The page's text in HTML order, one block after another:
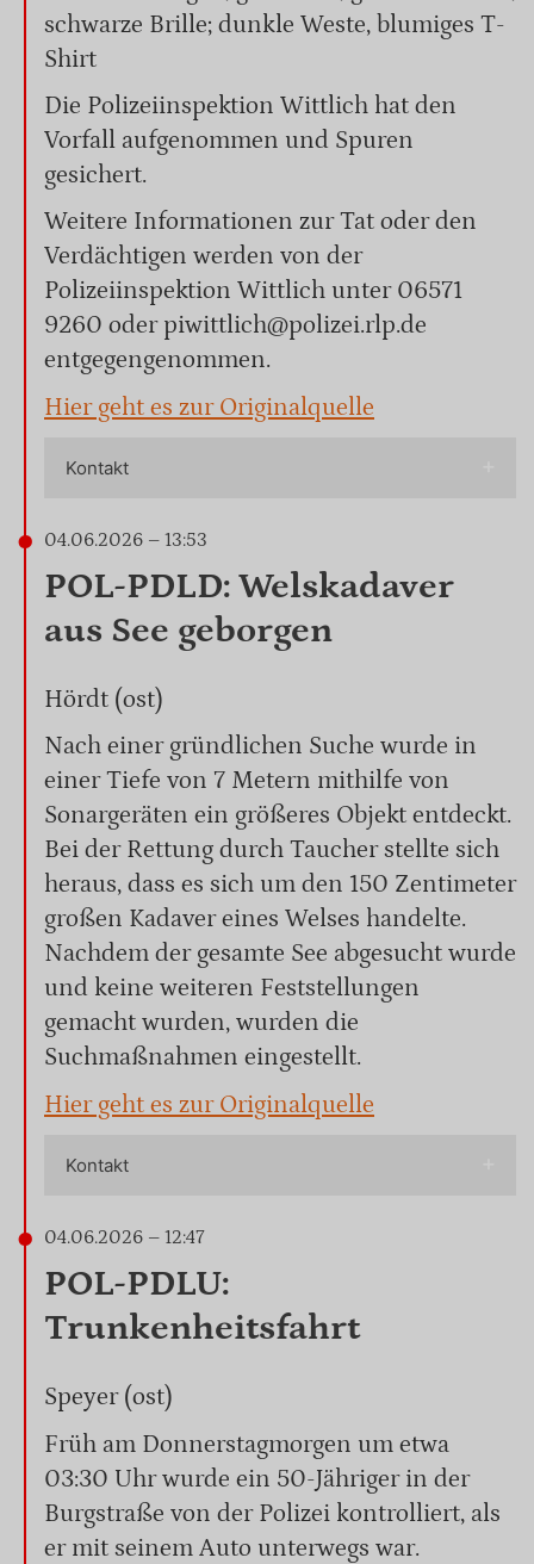
schwarze Brille; dunkle Weste, blumiges T-
Shirt
Die Polizeiinspektion Wittlich hat den
Vorfall aufgenommen und Spuren
gesichert.
Weitere Informationen zur Tat oder den
Verdächtigen werden von der
Polizeiinspektion Wittlich unter 06571
9260 oder piwittlich@polizei.rlp.de
entgegengenommen.
Hier geht es zur Originalquelle
Kontakt
04.06.2026 – 13:53
POL-PDLD: Welskadaver
aus See geborgen
Hördt (ost)
Nach einer gründlichen Suche wurde in
einer Tiefe von 7 Metern mithilfe von
Sonargeräten ein größeres Objekt entdeckt.
Bei der Rettung durch Taucher stellte sich
heraus, dass es sich um den 150 Zentimeter
großen Kadaver eines Welses handelte.
Nachdem der gesamte See abgesucht wurde
und keine weiteren Feststellungen
gemacht wurden, wurden die
Suchmaßnahmen eingestellt.
Hier geht es zur Originalquelle
Kontakt
04.06.2026 – 12:47
POL-PDLU:
Trunkenheitsfahrt
Speyer (ost)
Früh am Donnerstagmorgen um etwa
03:30 Uhr wurde ein 50-Jähriger in der
Burgstraße von der Polizei kontrolliert, als
er mit seinem Auto unterwegs war.